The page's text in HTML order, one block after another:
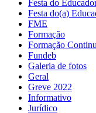
Festa do
Festa do(a)
FME
Formação
Formação
Fundeb
Galeria de fotos
Geral
Greve 2022
Informativo
Jurídico